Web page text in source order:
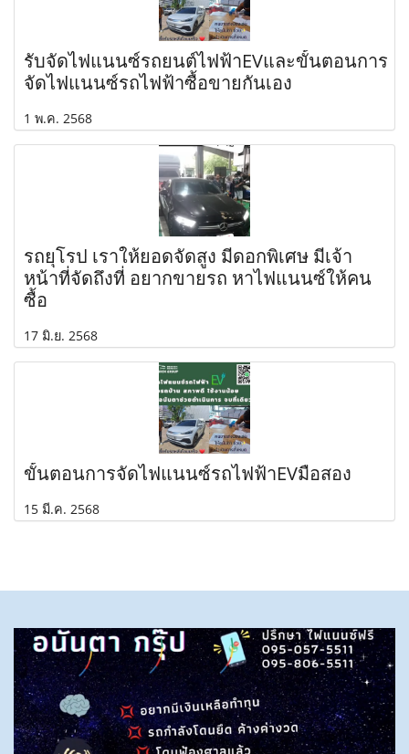
รับจัดไฟแนนซ์รถยนต์ไฟฟ้าEVและขั้นตอนการ
จัดไฟแนนซ์รถไฟฟ้าซื้อขายกันเอง
1 พ.ค. 2568
รถยุโรป เราให้ยอดจัดสูง มีดอกพิเศษ มีเจ้า
หน้าที่จัดถึงที่ อยากขายรถ หาไฟแนนซ์ให้คน
ซื้อ
17 มิ.ย. 2568
ขั้นตอนการจัดไฟแนนซ์รถไฟฟ้าEVมือสอง
15 มี.ค. 2568